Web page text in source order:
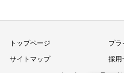
トップページ プラ
サイトマップ 採用